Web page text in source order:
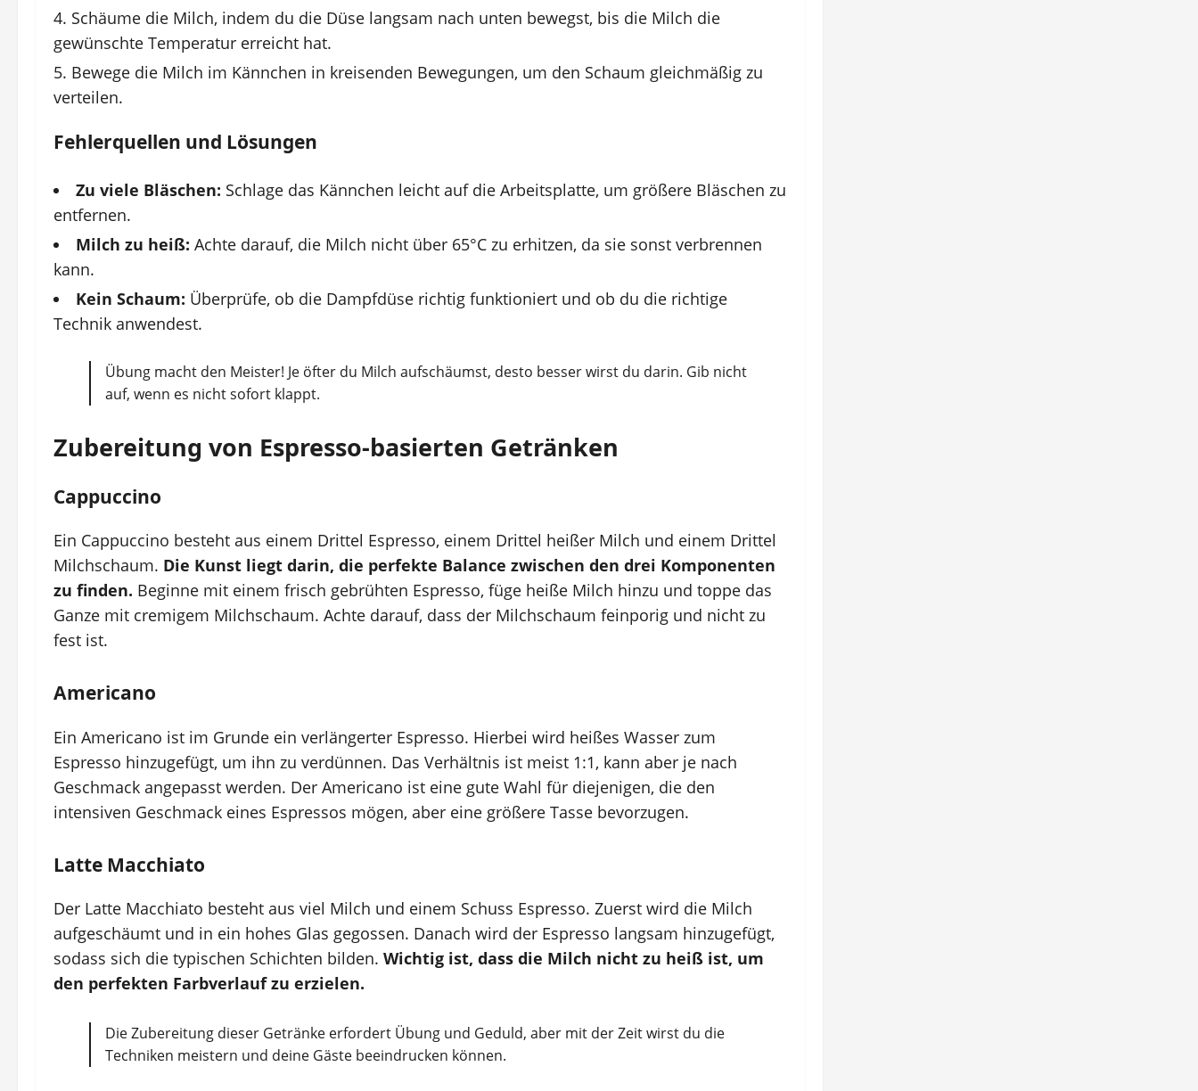
Schäume die Milch, indem du die Düse langsam nach unten bewegst, bis die Milch die
gewünschte Temperatur erreicht hat.
Bewege die Milch im Kännchen in kreisenden Bewegungen, um den Schaum gleichmäßig zu
verteilen.
Fehlerquellen und Lösungen
Zu viele Bläschen: Schlage das Kännchen leicht auf die Arbeitsplatte, um größere Bläschen zu
entfernen.
Milch zu heiß: Achte darauf, die Milch nicht über 65°C zu erhitzen, da sie sonst verbrennen
kann.
Kein Schaum: Überprüfe, ob die Dampfdüse richtig funktioniert und ob du die richtige
Technik anwendest.
Übung macht den Meister! Je öfter du Milch aufschäumst, desto besser wirst du darin. Gib nicht
auf, wenn es nicht sofort klappt.
Zubereitung von Espresso-basierten Getränken
Cappuccino
Ein Cappuccino besteht aus einem Drittel Espresso, einem Drittel heißer Milch und einem Drittel
Milchschaum. Die Kunst liegt darin, die perfekte Balance zwischen den drei Komponenten
zu finden. Beginne mit einem frisch gebrühten Espresso, füge heiße Milch hinzu und toppe das
Ganze mit cremigem Milchschaum. Achte darauf, dass der Milchschaum feinporig und nicht zu
fest ist.
Americano
Ein Americano ist im Grunde ein verlängerter Espresso. Hierbei wird heißes Wasser zum
Espresso hinzugefügt, um ihn zu verdünnen. Das Verhältnis ist meist 1:1, kann aber je nach
Geschmack angepasst werden. Der Americano ist eine gute Wahl für diejenigen, die den
intensiven Geschmack eines Espressos mögen, aber eine größere Tasse bevorzugen.
Latte Macchiato
Der Latte Macchiato besteht aus viel Milch und einem Schuss Espresso. Zuerst wird die Milch
aufgeschäumt und in ein hohes Glas gegossen. Danach wird der Espresso langsam hinzugefügt,
sodass sich die typischen Schichten bilden. Wichtig ist, dass die Milch nicht zu heiß ist, um
den perfekten Farbverlauf zu erzielen.
Die Zubereitung dieser Getränke erfordert Übung und Geduld, aber mit der Zeit wirst du die
Techniken meistern und deine Gäste beeindrucken können.